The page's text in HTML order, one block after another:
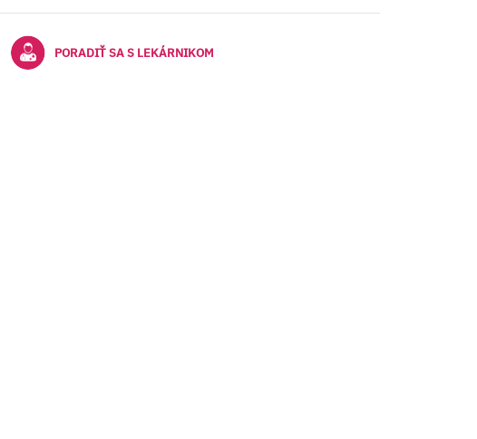
PORADIŤ SA S LEKÁRNIKOM